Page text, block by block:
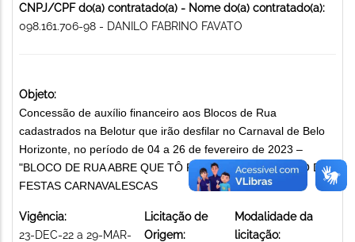
CNPJ/CPF do(a) contratado(a) - Nome do(a) contratado(a):
098.161.706-98 - DANILO FABRINO FAVATO
Objeto:
Concessão de auxílio financeiro aos Blocos de Rua
cadastrados na Belotur que irão desfilar no Carnaval de Belo
Horizonte, no período de 04 a 26 de fevereiro de 2023 –
"BLOCO DE RUA ABRE QUE TÔ PASSANÚ" PROMOÇÃO DE
FESTAS CARNAVALESCAS
Vigência:
23-DEC-22 a 29-MAR-
Licitação de
Origem:
Modalidade da
licitação: